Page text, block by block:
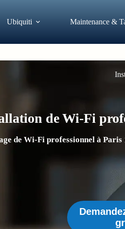
Ubiquiti Maintenance &
de Wi-Fi
de Wi-Fi professionnel à Paris